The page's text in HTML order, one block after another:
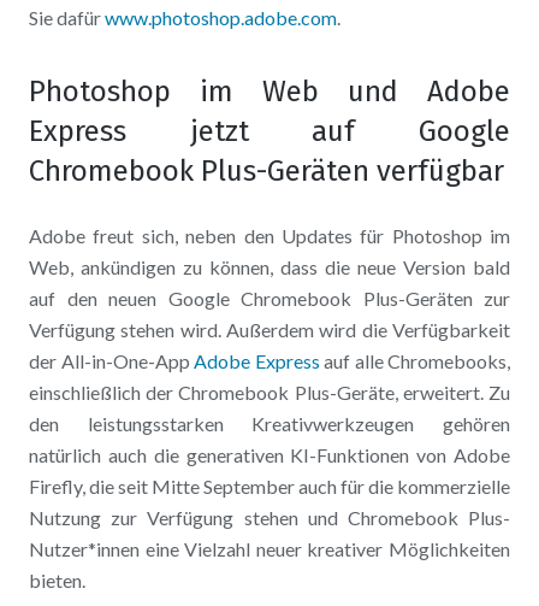
Sie dafürwww.photoshop.adobe.com.
Photoshop im Web und Adobe
Express jetzt auf Google
Chromebook Plus-Geräten verfügbar
Adobe freut sich, neben den Updates für Photoshop im
Web, ankündigen zu können, dass die neue Version bald
auf den neuen Google Chromebook Plus-Geräten zur
Verfügung stehen wird. Außerdem wird die Verfügbarkeit
der All-in-One-App Adobe Express auf alle Chromebooks,
einschließlich der Chromebook Plus-Geräte, erweitert. Zu
den leistungsstarken Kreativwerkzeugen gehören
natürlich auch die generativen KI-Funktionen von Adobe
Firefly, die seit Mitte September auch für die kommerzielle
Nutzung zur Verfügung stehen und Chromebook Plus-
Nutzer*innen eine Vielzahl neuer kreativer Möglichkeiten
bieten.